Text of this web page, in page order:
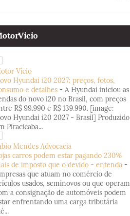
Vício
Hyundai i20 2027: preços, fotos,
e detalhes - A Hyundai iniciou as
do novo i20 no Brasil, com preços
R$ 99.990 e R$ 139.990. [image:
Hyundai i20 2027 - Brasil] Produzido
Piracicaba...
Mendes Advocacia
carros podem estar pagando 230%
de imposto que o devido - entenda -
que atuam no comércio de
usados, seminovos ou que operam
a consignação de automóveis podem
enfrentando uma carga tributária